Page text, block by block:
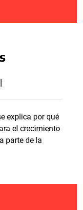
explica por qué
el crecimiento
parte de la